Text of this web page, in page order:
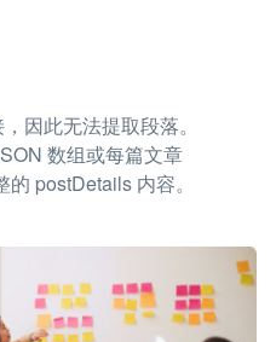
因此无法提取段落。
数组或每篇文章
postDetails 内容。